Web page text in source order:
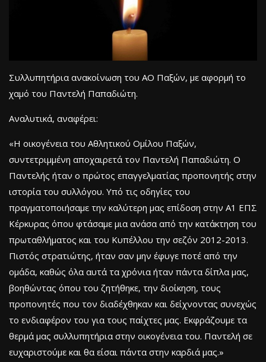
Συλλυπητήρια ανακοίνωση του ΑΟ Παξών, με αφορμή το
χαμό του Παντελή Παπαδιώτη.
Αναλυτικά, αναφέρει:
«Η οικογένεια του Αθλητικού Ομίλου Παξών,
συντετριμμένη αποχαιρετά τον Παντελή Παπαδιώτη. Ο
Παντελής ήταν ο πρώτος επαγγελματίας προπονητής στην
ιστορία του συλλόγου. Υπό τις οδηγίες του
πραγματοποιήσαμε την καλύτερη μας επίδοση στην Α1 ΕΠΣ
Κέρκυρας όπου φτάσαμε μια ανάσα από την κατάκτηση του
πρωταθλήματος και του Κυπέλλου την σεζόν 2012-2013.
Πιστός στρατιώτης, ήταν σαν μην έφυγε ποτέ από την
ομάδα, καθώς όλα αυτά τα χρόνια ήταν πάντα δίπλα μας,
βοηθώντας όπου του ζητήθηκε, την διοίκηση, τους
προπονητές που τον διαδέχθηκαν και δείχνοντας συνεχώς
το ενδιαφέρον του για τους παίχτες μας. Εκφράζουμε τα
θερμά μας συλλυπητήρια στην οικογένεια του. Παντελή σε
ευχαριστούμε και θα είσαι πάντα στην καρδιά μας.»